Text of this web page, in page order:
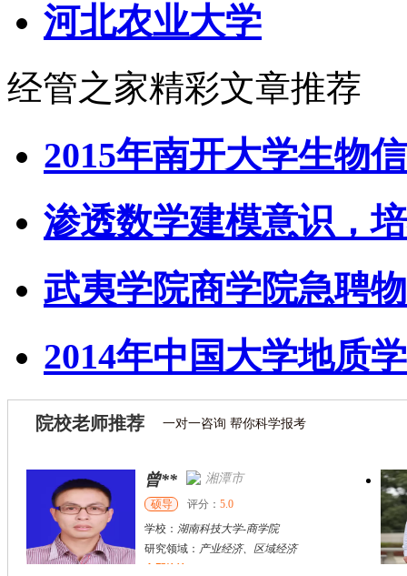
河北农业大学
经管之家精彩文章推荐
2015年南开大学生物信
渗透数学建模意识，
武夷学院商学院急聘
2014年中国大学地质学
院校老师推荐 一对一咨询 帮你科学报考
曾** 湘潭市
硕导 评分： 5.0
学校： 湖南科技大学-商学院
研究领域： 产业经济、区域经济
立即咨询